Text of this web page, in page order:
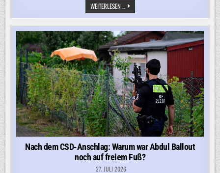
WEITERLESEN ...FALSCHE
TÄTERVORWÜRFE
IN
SOZIALEN
NETZWERKEN
NACH
ANSCHLAG
AUF
CSD
Nach dem CSD-Anschlag: Warum war Abdul Ballout
noch auf freiem Fuß?
27. JULI 2026